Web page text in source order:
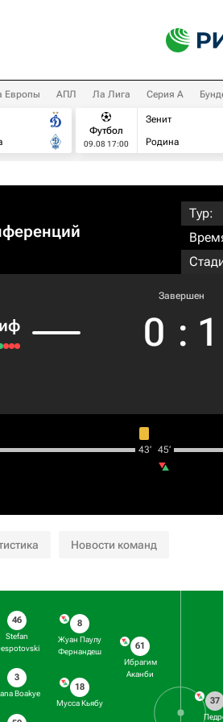
Европы АПЛ Ла Лига Серия А
Футбол
09.08 17:00
Зенит
Родина
Тур:
Завершен
0 : 1
43‎’‎ 45‎’‎
Новости команд
46
Stefan
3
Boakye
8
Жуан Паулу
Фернандеш
18
Мусса Кьябу
61
Ибрагим
Аканби
37